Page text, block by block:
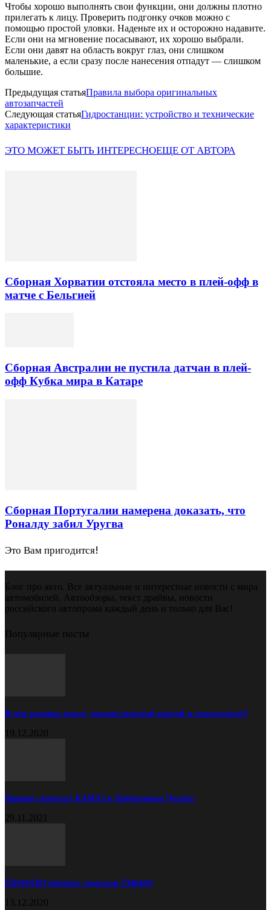
Чтобы хорошо выполнять свои функции, они должны плотно
прилегать к лицу. Проверить подгонку очков можно с
помощью простой уловки. Наденьте их и осторожно надавите.
Если они на мгновение посасывают, их хорошо выбрали.
Если они давят на область вокруг глаз, они слишком
маленькие, а если сразу после нанесения отпадут — слишком
большие.
Предыдущая статьяПравила выбора оригинальных
автозапчастей
Следующая статьяГидростанции: устройство и технические
характеристики
ЭТО МОЖЕТ БЫТЬ ИНТЕРЕСНОЕЩЕ ОТ АВТОРА
Сборная Хорватии отстояла место в плей-офф в
матче с Бельгией
Сборная Австралии не пустила датчан в плей-
офф Кубка мира в Катаре
Сборная Португалии намерена доказать, что
Роналду забил Уругва
Это Вам пригодится!
Блог про авто. Все актуальные и интересные новости с мира
автомобилей. Автообзоры, текст драйвы, новости
российского автопрома каждый день и только для Вас!
Популярные посты
В чём разница между диагностической картой и техосмотром?
19.12.2020
Прицеп самосвал КАМАЗ в Набережных Челнах
29.11.2021
Chevrolet обновил спорткар Camaro
13.12.2020